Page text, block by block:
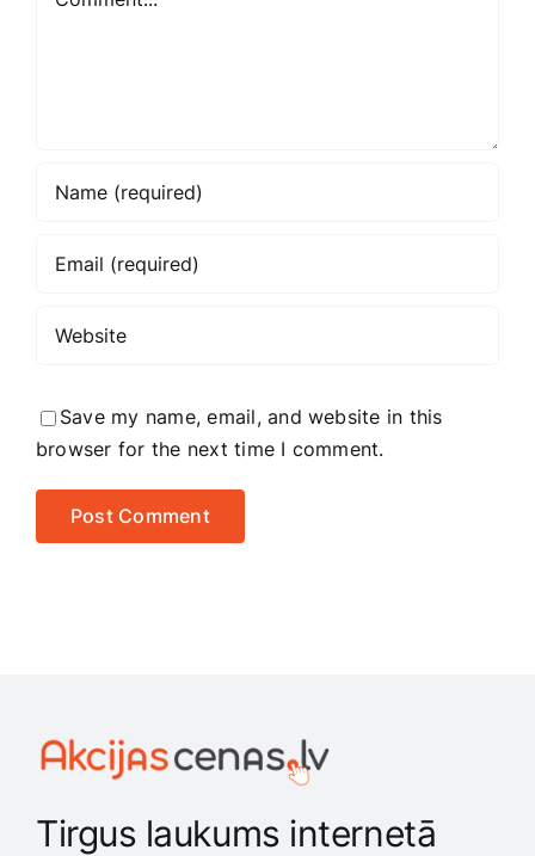
Save my name, email, and website in this
browser for the next time I comment.
Tirgus laukums internetā